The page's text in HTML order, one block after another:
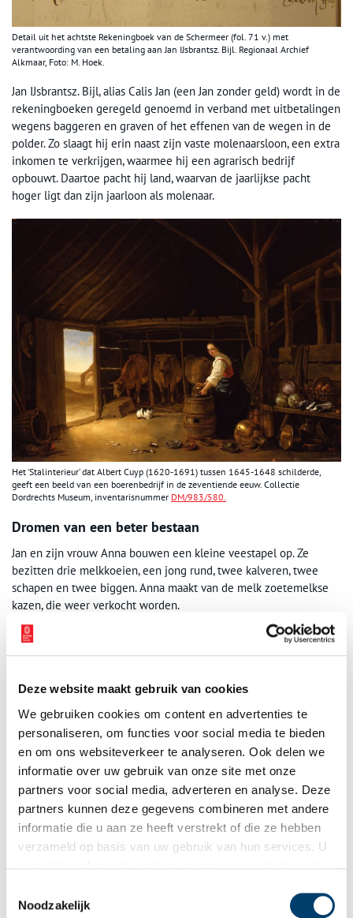
Deze website maakt gebruik van cookies
We gebruiken cookies om content en advertenties te
personaliseren, om functies voor social media te bieden
en om ons websiteverkeer te analyseren. Ook delen we
informatie over uw gebruik van onze site met onze
partners voor social media, adverteren en analyse. Deze
partners kunnen deze gegevens combineren met andere
informatie die u aan ze heeft verstrekt of die ze hebben
verzameld op basis van uw gebruik van hun services. U
Noodzakelijk
Detail uit het achtste Rekeningboek van de Schermeer (fol. 71 v.) met
verantwoording van een betaling aan Jan IJsbrantsz. Bijl. Regionaal Archief
Alkmaar, Foto: M. Hoek.
Jan IJsbrantsz. Bijl, alias Calis Jan (een Jan zonder geld) wordt in de
rekeningboeken geregeld genoemd in verband met uitbetalingen
wegens baggeren en graven of het effenen van de wegen in de
polder. Zo slaagt hij erin naast zijn vaste molenaarsloon, een extra
inkomen te verkrijgen, waarmee hij een agrarisch bedrijf
opbouwt. Daartoe pacht hij land, waarvan de jaarlijkse pacht
hoger ligt dan zijn jaarloon als molenaar.
Het ‘Stalinterieur’ dat Albert Cuyp (1620-1691) tussen 1645-1648 schilderde,
geeft een beeld van een boerenbedrijf in de zeventiende eeuw. Collectie
Dordrechts Museum, inventarisnummer DM/983/580.
Dromen van een beter bestaan
Jan en zijn vrouw Anna bouwen een kleine veestapel op. Ze
bezitten drie melkkoeien, een jong rund, twee kalveren, twee
schapen en twee biggen. Anna maakt van de melk zoetemelkse
kazen, die weer verkocht worden.
Waarschijnlijk heeft Calis Jan plannen gehad om zijn
molenaarswerk op een gegeven moment in te ruilen voor een
rekeningboeken blijkt dat hij tussen april en begin juni 1646 nog
aan de weg werkt bij de Alkmaarse vaart van het Zeglis tot aan
Schermerhorn. Op 6 juni van dat jaar overlijdt Jan IJsbrantsz. Bijl.
En daarmee komt een abrupt einde aan alle illusies.